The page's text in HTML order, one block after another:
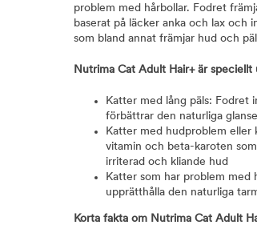
problem med hårbollar. Fodret
baserat på läcker anka och lax och
som bland annat främjar hud och
Nutrima Cat Adult Hair+ är
Katter med lång päls: Fodret
förbättrar den naturliga
Katter med hudproblem eller
vitamin och beta-karoten
irriterad och kliande hud
Katter som har problem med
upprätthålla den naturliga
Korta fakta om Nutrima Cat Adult